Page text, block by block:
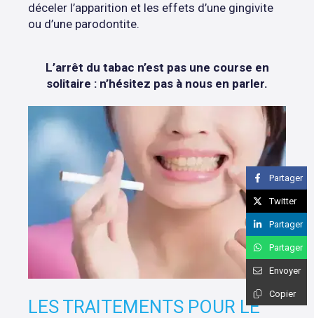
déceler l’apparition et les effets d’une gingivite
ou d’une parodontite.
L’arrêt du tabac n’est pas une course en
solitaire : n’hésitez pas à nous en parler.
LES TRAITEMENTS POUR LE
Partager
Twitter
Partager
Partager
Envoyer
Copier